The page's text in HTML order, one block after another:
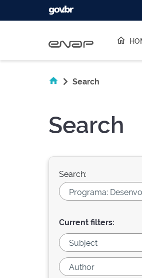
Search
Search
Search:
Current filters: